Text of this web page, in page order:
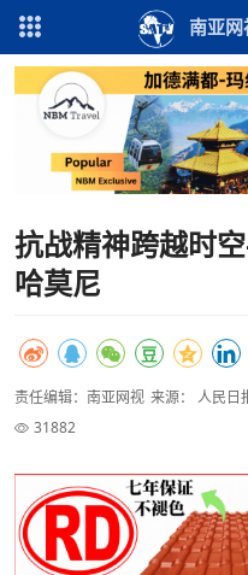
南亚网
抗战精神跨越时
哈莫尼
责任编辑：南亚网视 来源： 人民日
31882